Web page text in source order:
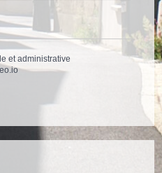
et administrative